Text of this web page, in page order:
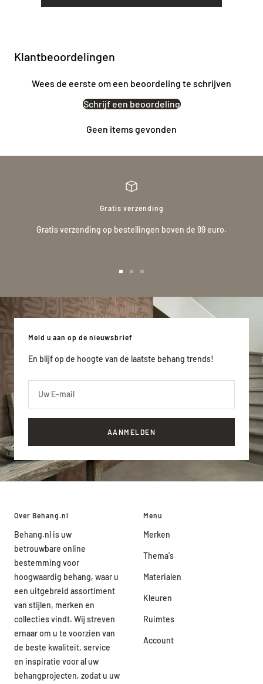
Klantbeoordelingen
Wees de eerste om een beoordeling te schrijven
Schrijf een beoordeling
Geen items gevonden
Gratis verzending
Gratis verzending op bestellingen boven de 99 euro.
slide
1
slide
2
slide
3
Meld u aan op de nieuwsbrief
En blijf op de hoogte van de laatste behang trends!
Uw E-mail
AANMELDEN
Over Behang.nl
Behang.nl is uw
betrouwbare online
bestemming voor
hoogwaardig behang, waar u
een uitgebreid assortiment
van stijlen, merken en
collecties vindt. Wij streven
ernaar om u te voorzien van
de beste kwaliteit, service
en inspiratie voor al uw
behangprojecten, zodat u uw
Menu
Merken
Thema's
Materialen
Kleuren
Ruimtes
Account